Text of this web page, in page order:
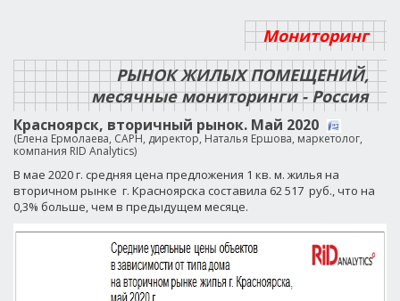
Мониторинг
РЫНОК ЖИЛЫХ ПОМЕЩЕНИЙ,
месячные мониторинги - Россия
Красноярск, вторичный рынок. Май 2020
(Елена Ермолаева, САРН, директор, Наталья Ершова, маркетолог,
компания RID Analytics)
В мае 2020 г. средняя цена предложения 1 кв. м. жилья на
вторичном рынке г. Красноярска составила 62 517 руб., что на
0,3% больше, чем в предыдущем месяце.